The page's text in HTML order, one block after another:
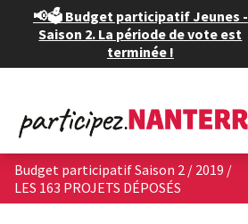
📢🗳️ Budget participatif Jeunes -
Saison 2. La période de vote est
terminée !
Budget participatif Saison 2 / 2019 /
LES 163 PROJETS DÉPOSÉS